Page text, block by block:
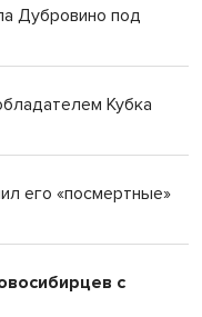
Дубровино под
Кубка
его «посмертные»
с